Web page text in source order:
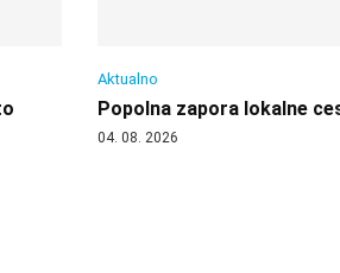
Aktualno
Popolna zapora lokalne
04. 08. 2026